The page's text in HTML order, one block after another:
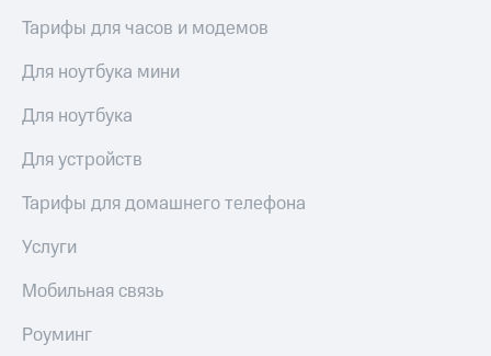
Тарифы для часов и модемов
Для ноутбука мини
Для ноутбука
Для устройств
Тарифы для домашнего телефона
Услуги
Мобильная связь
Роуминг